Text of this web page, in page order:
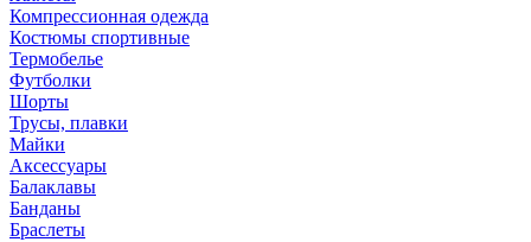
Компрессионная одежда
Костюмы спортивные
Термобелье
Футболки
Шорты
Трусы, плавки
Майки
Аксессуары
Балаклавы
Банданы
Браслеты